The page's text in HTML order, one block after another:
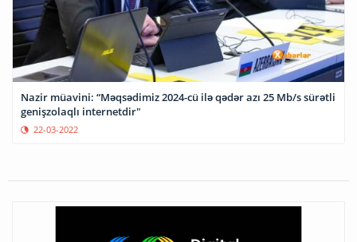
Nazir müavini: “Məqsədimiz 2024-cü ilə qədər azı 25 Mb/s sürətli
genişzolaqlı internetdir"
22-03-2022